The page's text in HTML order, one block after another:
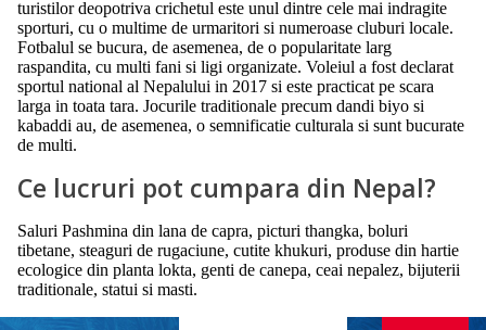
turistilor deopotriva crichetul este unul dintre cele mai indragite
sporturi, cu o multime de urmaritori si numeroase cluburi locale.
Fotbalul se bucura, de asemenea, de o popularitate larg
raspandita, cu multi fani si ligi organizate. Voleiul a fost declarat
sportul national al Nepalului in 2017 si este practicat pe scara
larga in toata tara. Jocurile traditionale precum dandi biyo si
kabaddi au, de asemenea, o semnificatie culturala si sunt bucurate
de multi.
Ce lucruri pot cumpara din Nepal?
Saluri Pashmina din lana de capra, picturi thangka, boluri
tibetane, steaguri de rugaciune, cutite khukuri, produse din hartie
ecologice din planta lokta, genti de canepa, ceai nepalez, bijuterii
traditionale, statui si masti.